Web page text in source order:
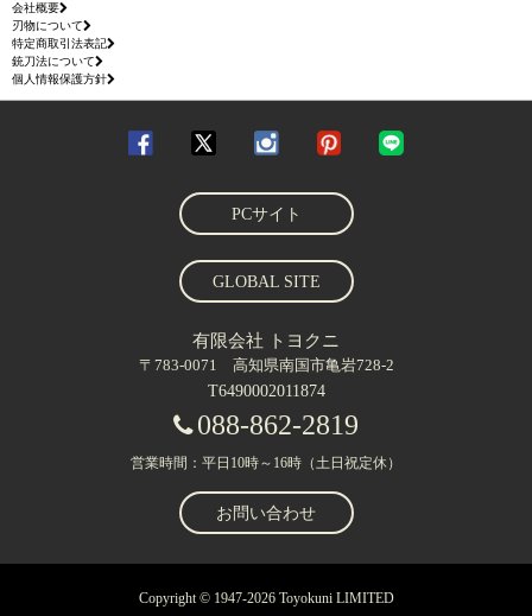
会社概要
刃物について
特定商取引法表記
銃刀法について
個人情報保護方針
PCサイト
GLOBAL SITE
有限会社 トヨクニ
〒783-0071 高知県南国市亀岩728-2
T6490002011874
088-862-2819
営業時間：平日10時～16時（土日祝定休）
お問い合わせ
Copyright © 1947-2026 Toyokuni LIMITED